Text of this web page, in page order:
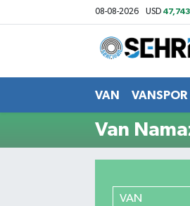
08-08-2026 USD
VAN VANSPOR
Van
VAN
Van Nöbetçi Eczaneler
Van Hava Durumu
VAN Namaz Vakitleri
Van Trafik Yoğunluk
Süper Lig Puan Durumu ve